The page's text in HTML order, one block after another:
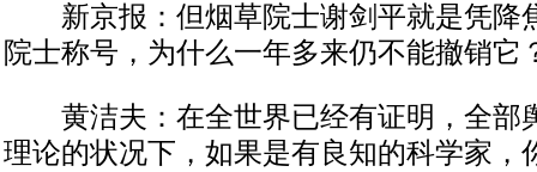
新京报：但烟草院士谢剑平就是凭降
院士称号，为什么一年多来仍不能撤销它
黄洁夫：在全世界已经有证明，全部
理论的状况下，如果是有良知的科学家，